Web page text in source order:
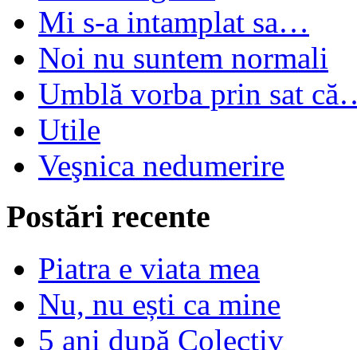
Mi s-a intamplat sa…
Noi nu suntem normali
Umblă vorba prin sat
Utile
Veşnica nedumerire
Postări recente
Piatra e viata mea
Nu, nu ești ca mine
5 ani după Colectiv